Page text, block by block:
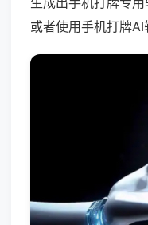
或者使用手机打牌AI